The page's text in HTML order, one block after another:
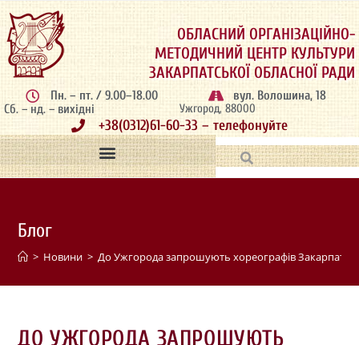
ОБЛАСНИЙ ОРГАНІЗАЦІЙНО-
МЕТОДИЧНИЙ ЦЕНТР КУЛЬТУРИ
ЗАКАРПАТСЬКОЇ ОБЛАСНОЇ РАДИ
Пн. – пт. / 9.00–18.00
Сб. – нд. – вихідні
вул. Волошина, 18
Ужгород, 88000
+38(0312)61-60-33 – телефонуйте
Блог
> Новини > До Ужгорода запрошують хореографів Закарпаття
ДО УЖГОРОДА ЗАПРОШУЮТЬ